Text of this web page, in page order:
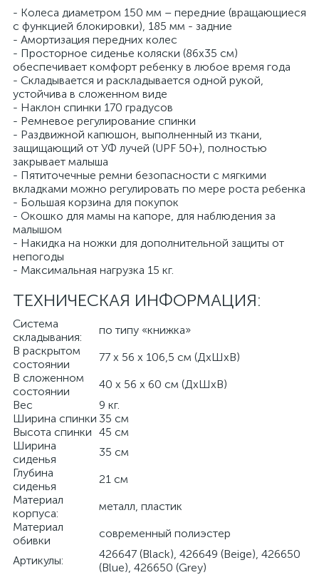
- Колеса диаметром 150 мм – передние (вращающиеся
с функцией блокировки), 185 мм - задние
- Амортизация передних колес
- Просторное сиденье коляски (86х35 см)
обеспечивает комфорт ребенку в любое время года
- Складывается и раскладывается одной рукой,
устойчива в сложенном виде
- Наклон спинки 170 градусов
- Ремневое регулирование спинки
- Раздвижной капюшон, выполненный из ткани,
защищающий от УФ лучей (UPF 50+), полностью
закрывает малыша
- Пятиточечные ремни безопасности с мягкими
вкладками можно регулировать по мере роста ребенка
- Большая корзина для покупок
- Окошко для мамы на капоре, для наблюдения за
малышом
- Накидка на ножки для дополнительной защиты от
непогоды
- Максимальная нагрузка 15 кг.
ТЕХНИЧЕСКАЯ ИНФОРМАЦИЯ:
Система
складывания:
по типу «книжка»
В раскрытом
состоянии
77 х 56 х 106,5 см (ДхШхВ)
В сложенном
состоянии
40 х 56 х 60 см (ДхШхВ)
Вес
9 кг.
Ширина спинки 35 см
Высота спинки 45 см
Ширина
сиденья
35 см
Глубина
сиденья
21 см
Материал
корпуса:
металл, пластик
Материал
обивки
современный полиэстер
Артикулы:
426647 (Black), 426649 (Beige), 426650
(Blue), 426650 (Grey)